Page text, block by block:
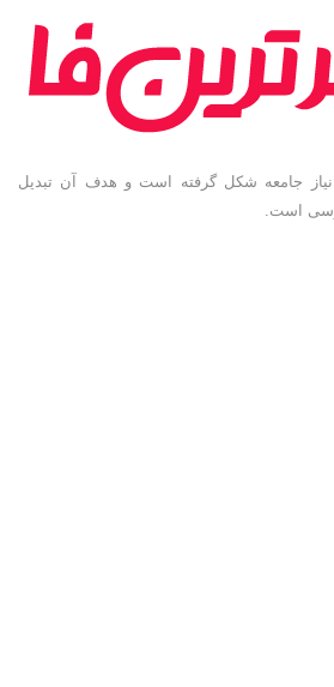
شکل گرفته است و هدف آن تبدیل